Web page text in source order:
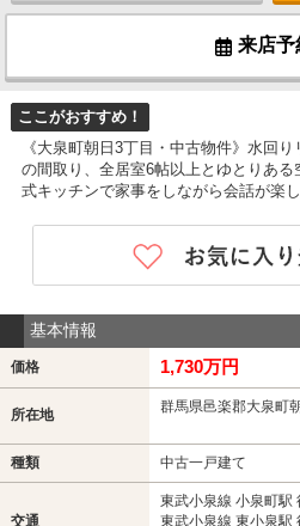
来店予
ここがおすすめ！
《大泉町朝日3丁目・中古物件》水回
の間取り、全居室6帖以上とゆとりあ
式キッチンで家事をしながら会話が楽
基本情報
価格 1,730万円
所在地 群馬県邑楽郡大泉町
種類 中古一戸建て
交通
東武小泉線 小泉町駅
東武小泉線 東小泉駅